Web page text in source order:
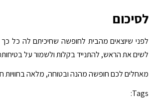
לסיכום
לפני שיוצאים מהבית לחופשה שחיכיתם לה כל
לשים את הראש, להתנייד בקלות ולשמור על
מאחלים לכם חופשה מהנה ובטוחה, מלאה בחוויות
Tags: